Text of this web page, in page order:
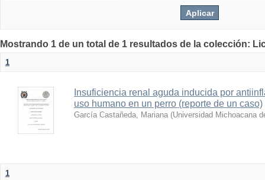
Mostrando 1 de un total de 1 resultados de la colección:
1
Insuficiencia renal aguda inducida por
uso humano en un perro (reporte de un caso)
García Castañeda, Mariana (Universidad Michoacana
1